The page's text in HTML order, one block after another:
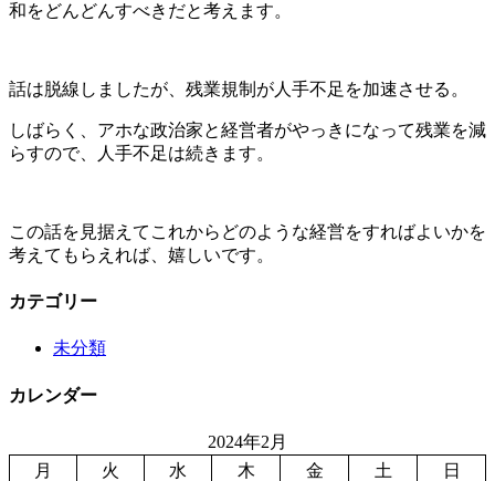
和をどんどんすべきだと考えます。
話は脱線しましたが、残業規制が人手不足を加速させる。
しばらく、アホな政治家と経営者がやっきになって残業を減
らすので、人手不足は続きます。
この話を見据えてこれからどのような経営をすればよいかを
考えてもらえれば、嬉しいです。
カテゴリー
未分類
カレンダー
2024年2月
月
火 水 木 金 土
日